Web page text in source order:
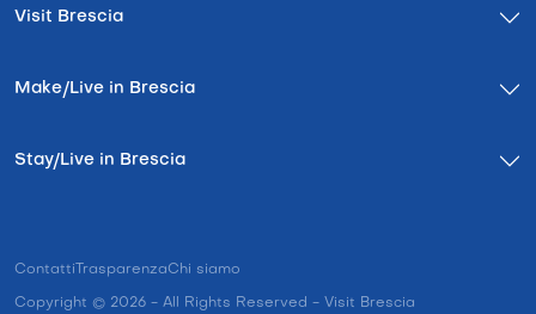
Visit Brescia
Make/Live in Brescia
Stay/Live in Brescia
Contatti TrasparenzaChi siamo
Copyright © 2026 - All Rights Reserved - Visit Brescia